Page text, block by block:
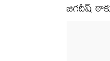
జగదీష్